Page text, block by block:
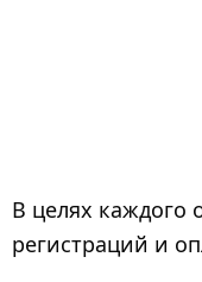
В целях каждого
регистраций и